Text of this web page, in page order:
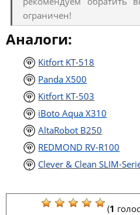
ограничен!
Аналоги:
Kitfort KT-518
Panda X500
Kitfort KT-503
iBoto Aqua X310
AltaRobot B250
REDMOND RV-R100
Clever & Clean SLIM-
(1